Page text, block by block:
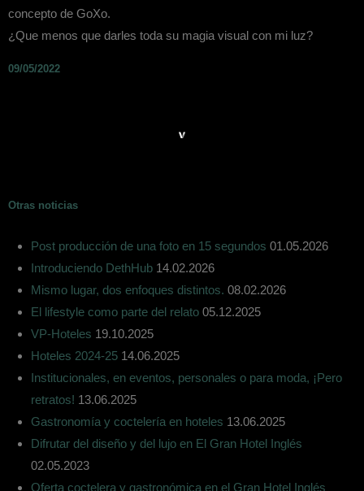
concepto de GoXo.
¿Que menos que darles toda su magia visual con mi luz?
09/05/2022
Otras noticias
Post producción de una foto en 15 segundos 01.05.2026
Introduciendo DethHub 14.02.2026
Mismo lugar, dos enfoques distintos. 08.02.2026
El lifestyle como parte del relato 05.12.2025
VP-Hoteles 19.10.2025
Hoteles 2024-25 14.06.2025
Institucionales, en eventos, personales o para moda, ¡Pero
retratos! 13.06.2025
Gastronomía y coctelería en hoteles 13.06.2025
Difrutar del diseño y del lujo en El Gran Hotel Inglés
02.05.2023
Oferta coctelera y gastronómica en el Gran Hotel Inglés